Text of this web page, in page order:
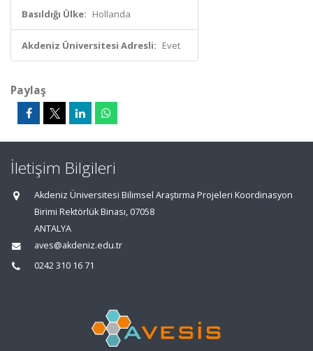
Basıldığı Ülke: Hollanda
Akdeniz Üniversitesi Adresli: Evet
Paylaş
İletişim Bilgileri
Akdeniz Üniversitesi Bilimsel Araştırma Projeleri Koordinasyon
Birimi Rektörlük Binası, 07058
ANTALYA
aves@akdeniz.edu.tr
0242 310 16 71